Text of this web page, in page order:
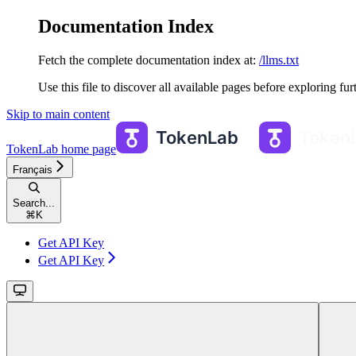
Documentation Index
Fetch the complete documentation index at: /llms.txt
Use this file to discover all available pages before exploring
Skip to main content
TokenLab home page
Français
Search...
⌘ K
Get API Key
Get API Key